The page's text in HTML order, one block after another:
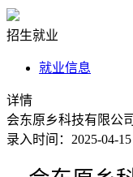
招生就业
就业信息
详情
会东原乡科技有限公
录入时间：2025-04-15